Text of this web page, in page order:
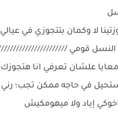
لا وكمان بتتجوزي في
النسل قومي
علشان تعرفي انا هتجوزك
في حاجه ممكن تجب؛ رني
إياد ولا ميهومكيش